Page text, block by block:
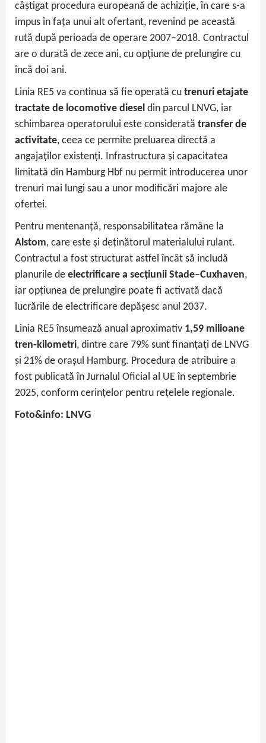
câștigat procedura europeană de achiziție, în care s‑a
impus în fața unui alt ofertant, revenind pe această
rută după perioada de operare 2007–2018. Contractul
are o durată de zece ani, cu opțiune de prelungire cu
încă doi ani.
Linia RE5 va continua să fie operată cu trenuri etajate
tractate de locomotive diesel din parcul LNVG, iar
schimbarea operatorului este considerată transfer de
activitate, ceea ce permite preluarea directă a
angajaților existenți. Infrastructura și capacitatea
limitată din Hamburg Hbf nu permit introducerea unor
trenuri mai lungi sau a unor modificări majore ale
ofertei.
Pentru mentenanță, responsabilitatea rămâne la
Alstom, care este și deținătorul materialului rulant.
Contractul a fost structurat astfel încât să includă
planurile de electrificare a secțiunii Stade–Cuxhaven,
iar opțiunea de prelungire poate fi activată dacă
lucrările de electrificare depășesc anul 2037.
Linia RE5 însumează anual aproximativ 1,59 milioane
tren‑kilometri, dintre care 79% sunt finanțați de LNVG
și 21% de orașul Hamburg. Procedura de atribuire a
fost publicată în Jurnalul Oficial al UE în septembrie
2025, conform cerințelor pentru rețelele regionale.
Foto&info: LNVG